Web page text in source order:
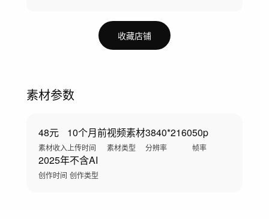
收藏店铺
素材参数
48元
素材收入
10个月前
上传时间
视频素材
素材类型
3840*2160
分辨率
50p
帧率
2025年
创作时间
不含AI
创作类型